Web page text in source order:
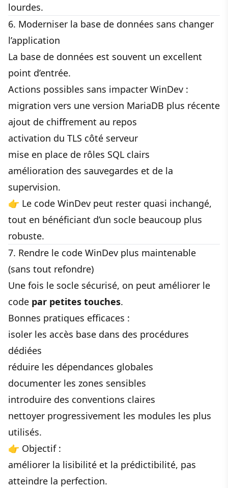
lourdes.
6. Moderniser la base de données sans changer
l’application
La base de données est souvent un excellent
point d’entrée.
Actions possibles sans impacter WinDev :
migration vers une version MariaDB plus récente
ajout de chiffrement au repos
activation du TLS côté serveur
mise en place de rôles SQL clairs
amélioration des sauvegardes et de la
supervision.
👉 Le code WinDev peut rester quasi inchangé,
tout en bénéficiant d’un socle beaucoup plus
robuste.
7. Rendre le code WinDev plus maintenable
(sans tout refondre)
Une fois le socle sécurisé, on peut améliorer le
code par petites touches.
Bonnes pratiques efficaces :
isoler les accès base dans des procédures
dédiées
réduire les dépendances globales
documenter les zones sensibles
introduire des conventions claires
nettoyer progressivement les modules les plus
utilisés.
👉 Objectif :
améliorer la lisibilité et la prédictibilité, pas
atteindre la perfection.